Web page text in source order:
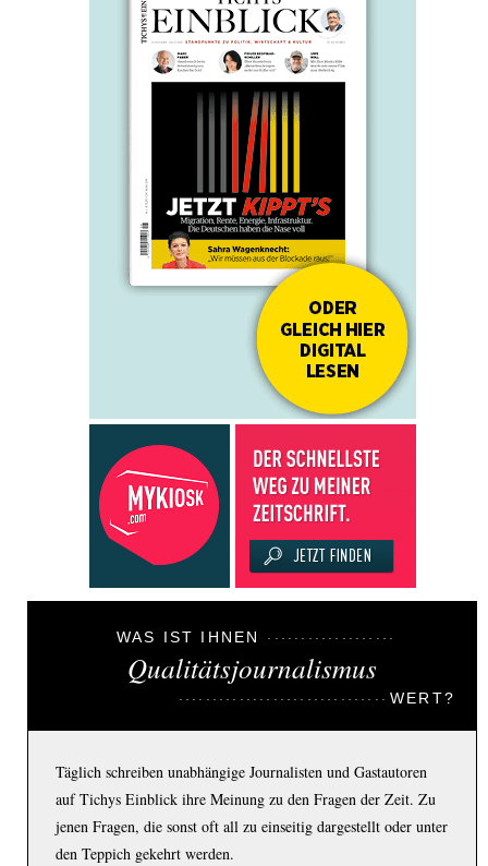
WAS IST IHNEN
Qualitätsjournalismus
WERT?
Täglich schreiben unabhängige Journalisten und Gastautoren
auf Tichys Einblick ihre Meinung zu den Fragen der Zeit. Zu
jenen Fragen, die sonst oft all zu einseitig dargestellt oder unter
den Teppich gekehrt werden.